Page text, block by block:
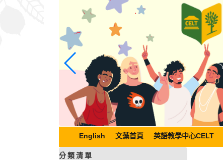
English 文藻首頁 英語教學中心CELT
分類清單